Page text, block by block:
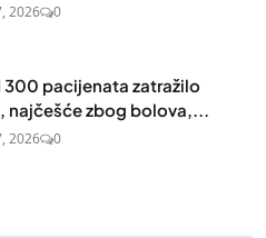
2026 0
300 pacijenata zatražilo
najčešće zbog bolova,...
2026 0